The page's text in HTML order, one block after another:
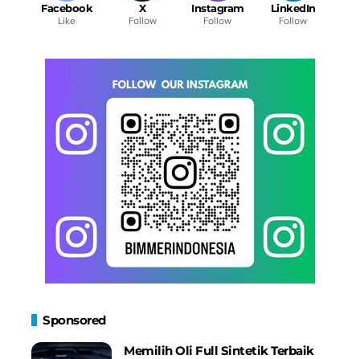
Facebook
Like
X
Follow
Instagram
Follow
LinkedIn
Follow
Sponsored
Memilih Oli Full Sintetik Terbaik